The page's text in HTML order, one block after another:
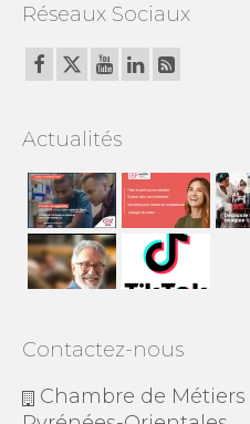
Réseaux Sociaux
Actualités
Contactez-nous
Chambre de